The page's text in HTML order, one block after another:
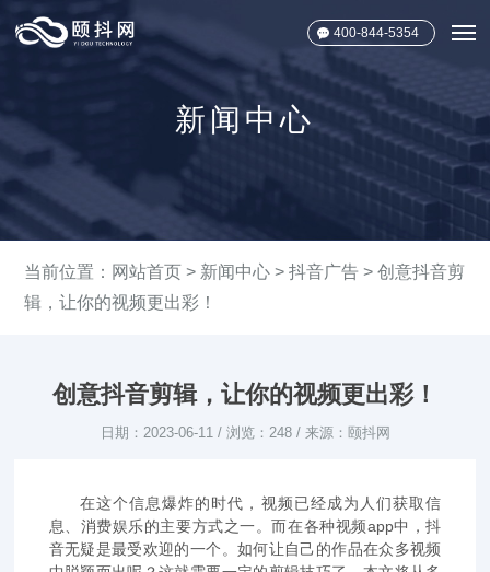
400-844-5354
新闻中心
当前位置： 网站首页 > 新闻中心 >抖音广告 > 创意抖音剪
辑，让你的视频更出彩！
创意抖音剪辑，让你的视频更出彩！
日期：2023-06-11 / 浏览：248 / 来源：颐抖网
在这个信息爆炸的时代，视频已经成为人们获取信
息、消费娱乐的主要方式之一。而在各种视频app中，抖
音无疑是最受欢迎的一个。如何让自己的作品在众多视频